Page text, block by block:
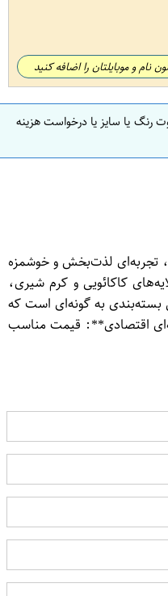
نام و موبایلتان را اضافه کنید
رنگ یا سایز یا درخواست هزینه
شیری، تجربه‌ای لذت‌بخش و خوشمزه
کاکائویی و کرم شیری،
طراحی بسته‌بندی به گونه‌ای است که
اقتصادی**: قیمت مناسب